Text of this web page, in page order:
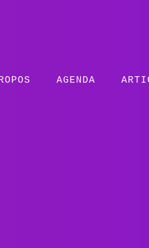
AGENDA